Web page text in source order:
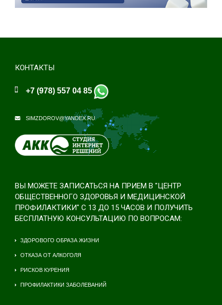
КОНТАКТЫ
+7 (978) 557 04 85
SIMZDOROV@YANDEX.RU
ВЫ МОЖЕТЕ ЗАПИСАТЬСЯ НА ПРИЕМ В "ЦЕНТР
ОБЩЕСТВЕННОГО ЗДОРОВЬЯ И МЕДИЦИНСКОЙ
ПРОФИЛАКТИКИ" С 13 ДО 15 ЧАСОВ И ПОЛУЧИТЬ
БЕСПЛАТНУЮ КОНСУЛЬТАЦИЮ ПО ВОПРОСАМ:
ЗДОРОВОГО ОБРАЗА ЖИЗНИ
ОТКАЗА ОТ АЛКОГОЛЯ
РИСКОВ КУРЕНИЯ
ПРОФИЛАКТИКИ ЗАБОЛЕВАНИЙ